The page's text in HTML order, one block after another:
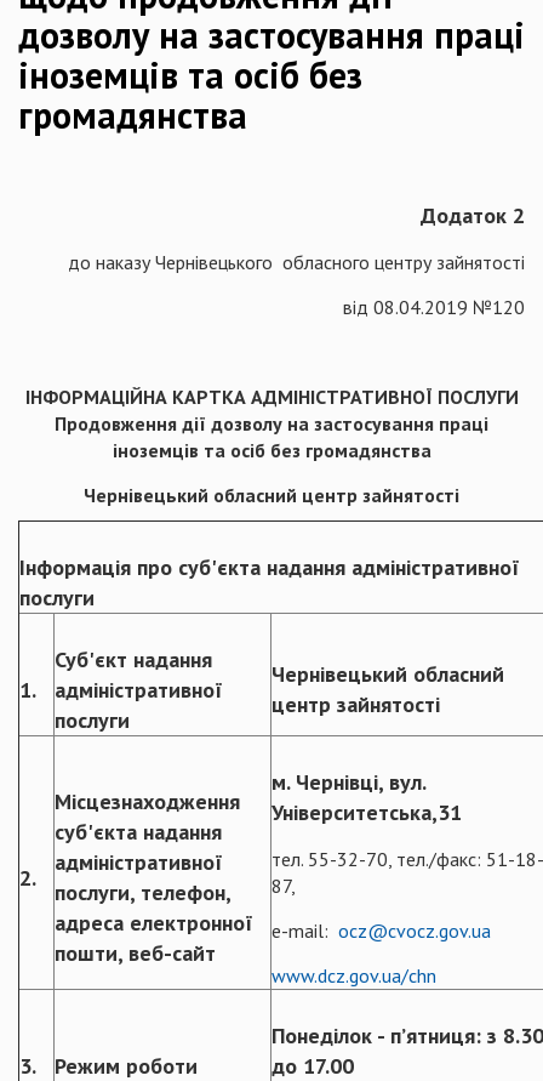
дозволу на застосування праці
іноземців та осіб без
громадянства
Додаток 2
до наказу Чернівецького обласного центру зайнятості
від 08.04.2019 №120
ІНФОРМАЦІЙНА КАРТКА АДМІНІСТРАТИВНОЇ ПОСЛУГИ
Продовження дії дозволу на застосування праці
іноземців та осіб без громадянства
Чернівецький обласний центр зайнятості
Інформація про суб'єкта надання адміністративної
послуги
1.
Суб'єкт надання
адміністративної
послуги
Чернівецький обласний
центр зайнятості
2.
Місцезнаходження
суб'єкта надання
адміністративної
послуги, телефон,
адреса електронної
пошти, веб-сайт
м. Чернівці, вул.
Університетська,31
тел. 55-32-70, тел./факс: 51-18-
87,
e-mail: ocz@cvocz.gov.ua
www.dcz.gov.ua/chn
3. Режим роботи
Понеділок - п’ятниця: з 8.30
до 17.00